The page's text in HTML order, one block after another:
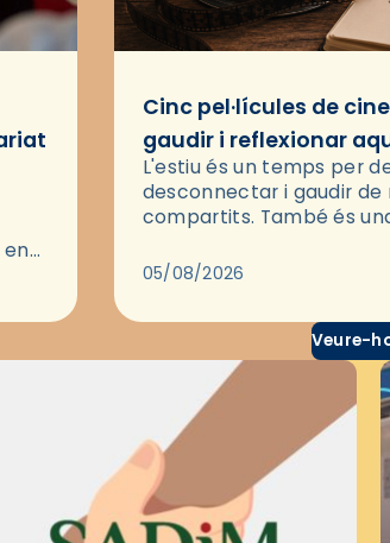
Cinc pel·lícules de
gaudir i reflexionar
L'estiu és un temps per
desconnectar i gaudir de
compartits. També és
través del cinema,
05/08/2026
Veure-